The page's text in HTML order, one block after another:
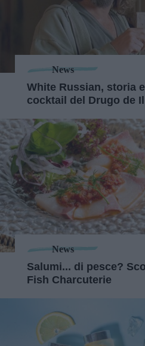
News
White Russian, storia
cocktail del Drugo de
News
Salumi... di pesce?
Fish Charcuterie